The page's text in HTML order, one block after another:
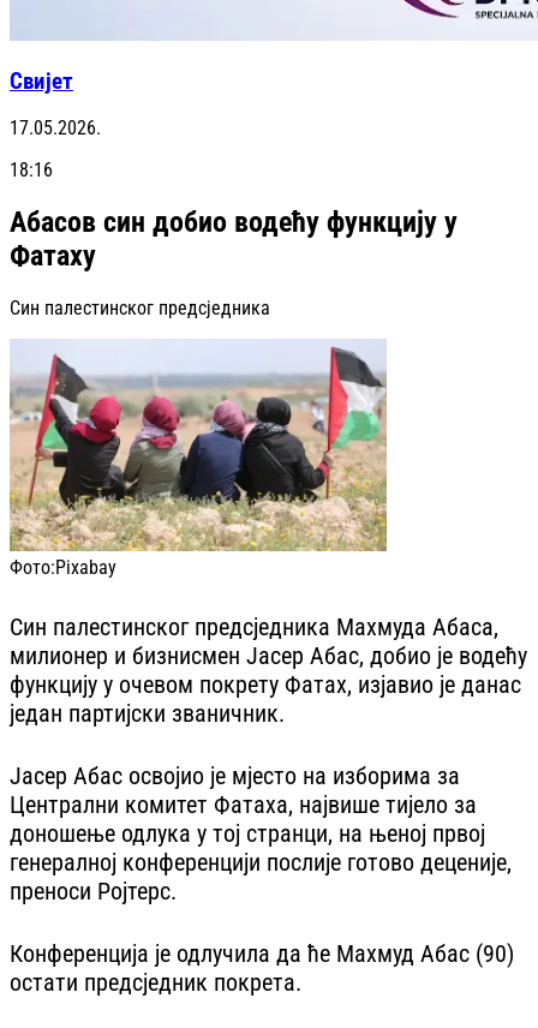
Свијет
17.05.2026.
18:16
Абасов син добио водећу функцију у
Фатаху
Син палестинског предсједника
Фото:Pixabay
Син палестинског предсједника Махмуда Абаса,
милионер и бизнисмен Јасер Абас, добио је водећу
функцију у очевом покрету Фатах, изјавио је данас
један партијски званичник.
Јасер Абас освојио је мјесто на изборима за
Централни комитет Фатаха, највише тијело за
доношење одлука у тој странци, на њеној првој
генералној конференцији послије готово деценије,
преноси Ројтерс.
Конференција је одлучила да ће Махмуд Абас (90)
остати предсједник покрета.